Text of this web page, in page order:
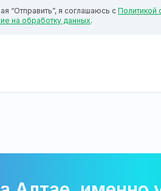
“Отправить”, я соглашаюсь сПолитикой
на обработку данных.